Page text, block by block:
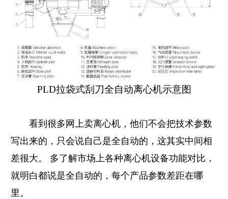
PLD拉袋式刮刀全自动离心机示意图
看到很多网上卖离心机，他们不会把技术参数
写出来的，只会说自己是全自动的，这其实中间相
差很大。 多了解市场上各种离心机设备功能对比，
就明白都说是全自动的，每个产品参数差距在哪
里。